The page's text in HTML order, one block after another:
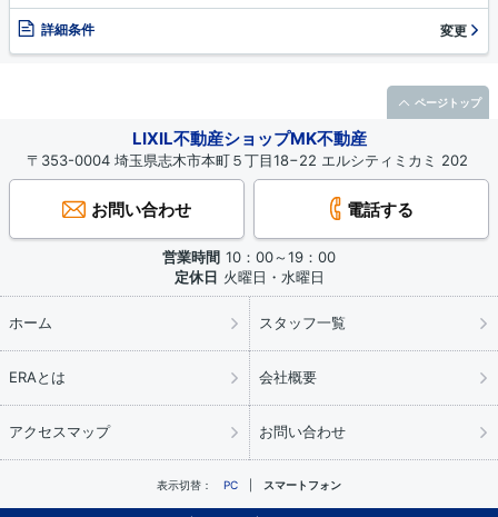
詳細条件 変更
LIXIL不動産ショップMK不動産
〒353-0004 埼玉県志木市本町５丁目18−22 エルシティミカミ 202
お問い合わせ 電話する
営業時間 10：00～19：00
定休日 火曜日・水曜日
ホーム スタッフ一覧
ERAとは 会社概要
アクセスマップ お問い合わせ
表示切替： PC スマートフォン
ページトップ